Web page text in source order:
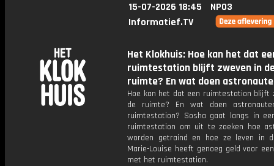
15-07-2026 18:45
NPO3
Informatief.TV
Het Klokhuis: Hoe kan het dat
ruimtestation blijft zweven in
ruimte? En wat doen
Hoe kan het dat een ruimtestation blijft
de ruimte? En wat doen
ruimtestation? Sosha gaat langs in
ruimtestation om uit te zoeken hoe
worden getraind en hoe ze leven in
Marie-Louise heeft genoeg geld voor
met het ruimtestation.